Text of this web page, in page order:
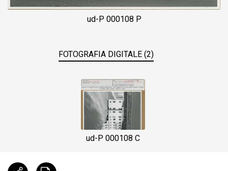
ud-P 000108 P
FOTOGRAFIA DIGITALE (2)
ud-P 000108 C